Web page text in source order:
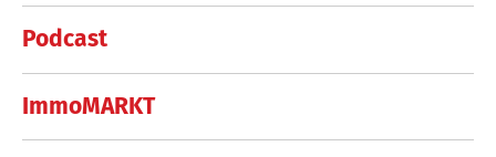
Podcast
ImmoMARKT